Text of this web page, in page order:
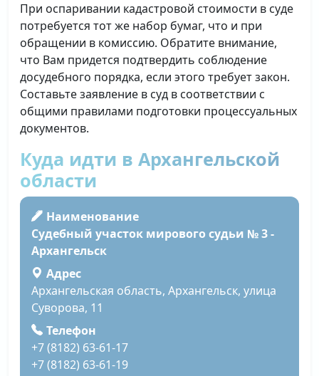
При оспаривании кадастровой стоимости в суде
потребуется тот же набор бумаг, что и при
обращении в комиссию. Обратите внимание,
что Вам придется подтвердить соблюдение
досудебного порядка, если этого требует закон.
Составьте заявление в суд в соответствии с
общими правилами подготовки процессуальных
документов.
Куда идти в Архангельской
области
Наименование
Судебный участок мирового судьи № 3 -
Архангельск
Адрес
Архангельская область, Архангельск, улица
Суворова, 11
Телефон
+7 (8182) 63-61-17
+7 (8182) 63-61-19